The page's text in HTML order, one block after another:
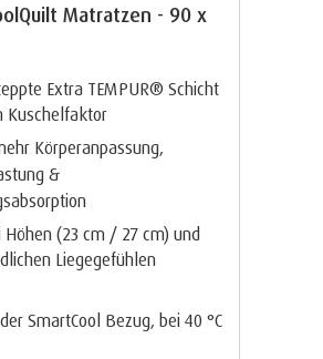
Matratzen - 90 x
Extra TEMPUR® Schicht
Kuschelfaktor
Körperanpassung,
&
Höhen (23 cm / 27 cm) und
Liegegefühlen
SmartCool Bezug, bei 40 °C